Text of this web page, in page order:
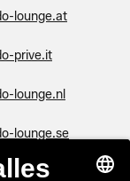
lounge.at
prive.it
lounge.nl
lounge.se
lounge.dk